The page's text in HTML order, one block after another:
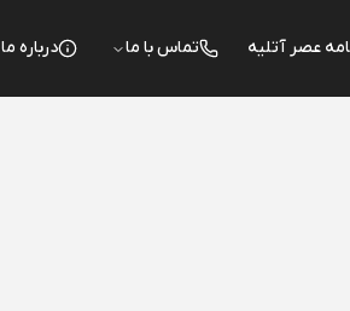
عصر آتلیه تماس با ما درباره ما